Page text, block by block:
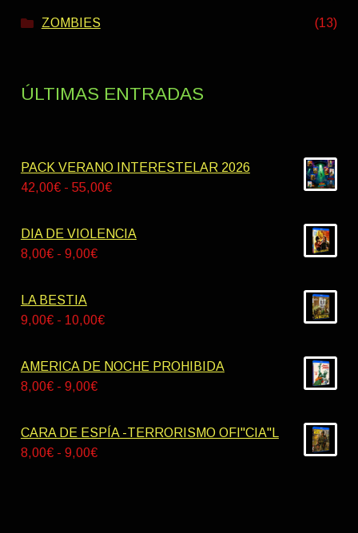
ZOMBIES (13)
ÚLTIMAS ENTRADAS
PACK VERANO INTERESTELAR 2026
42,00€ - 55,00€Rango
precios:
DIA DE VIOLENCIA
8,00€ - 9,00€Rango
desde
9,00€
LA BESTIA
9,00€ - 10,00€Rango
precios:
10,00€
AMERICA DE NOCHE PROHIBIDA
8,00€ - 9,00€Rango
precios:
desde
CARA DE ESPÍA -TERRORISMO OFI"CIA"L
8,00€ - 9,00€Rango